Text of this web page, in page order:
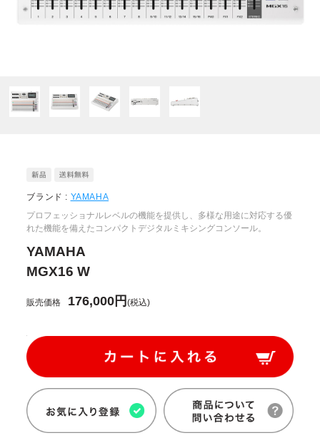
ブランド : YAMAHA
プロフェッショナルレベルの機能を提供し、多様な用途に対応する優
れた機能を備えたコンパクトデジタルミキシングコンソール。
YAMAHA
MGX16 W
販売価格 176,000円(税込)